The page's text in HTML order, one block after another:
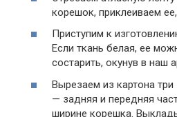
корешок, приклеиваем
Приступим к
Если ткань белая, ее
состарить, окунув в наш
Вырезаем из картона
— задняя и передняя
ширине корешка.